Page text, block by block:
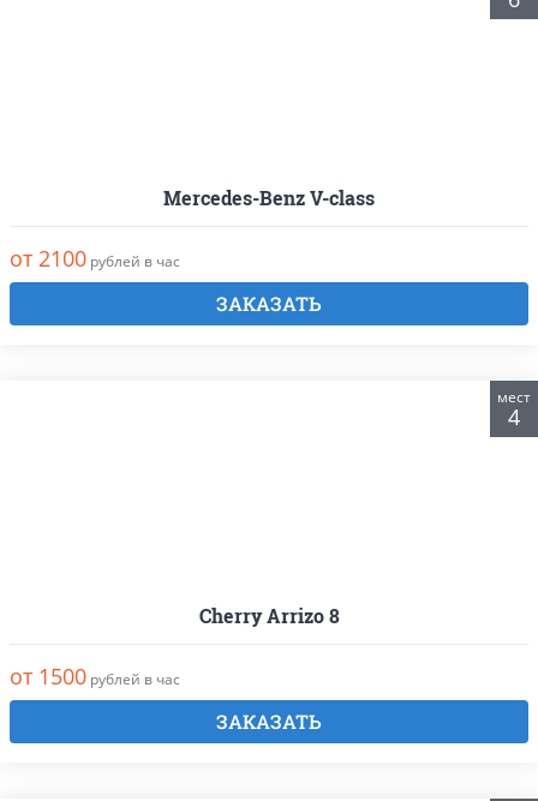
Mercedes-Benz V-class
от 2100 рублей в час
ЗАКАЗАТЬ
мест
4
Cherry Arrizo 8
от 1500 рублей в час
ЗАКАЗАТЬ